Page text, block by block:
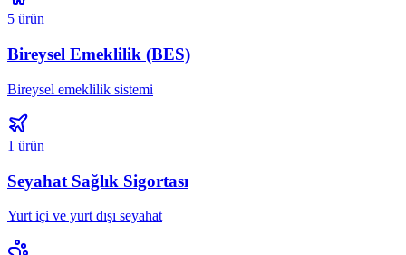
5 ürün
Bireysel Emeklilik (BES)
Bireysel emeklilik sistemi
1 ürün
Seyahat Sağlık Sigortası
Yurt içi ve yurt dışı seyahat